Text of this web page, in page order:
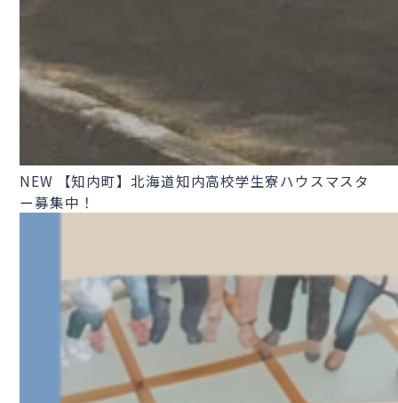
NEW 【知内町】北海道知内高校学生寮ハウスマスタ
ー募集中！